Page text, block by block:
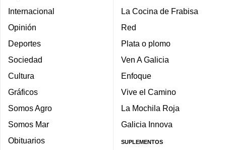
Internacional
Opinión
Deportes
Sociedad
Cultura
Gráficos
Somos Agro
Somos Mar
Obituarios
La Cocina de Frabisa
Red
Plata o plomo
Ven A Galicia
Enfoque
Vive el Camino
La Mochila Roja
Galicia Innova
SUPLEMENTOS